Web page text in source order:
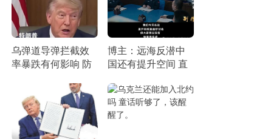
乌弹道导弹拦截效
率暴跌有何影响 防
博主：远海反潜中
国还有提升空间 直